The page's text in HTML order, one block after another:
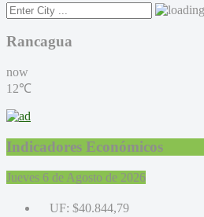
Rancagua
now
12℃
Indicadores Económicos
Jueves 6 de Agosto de 2026
UF: $40.844,79